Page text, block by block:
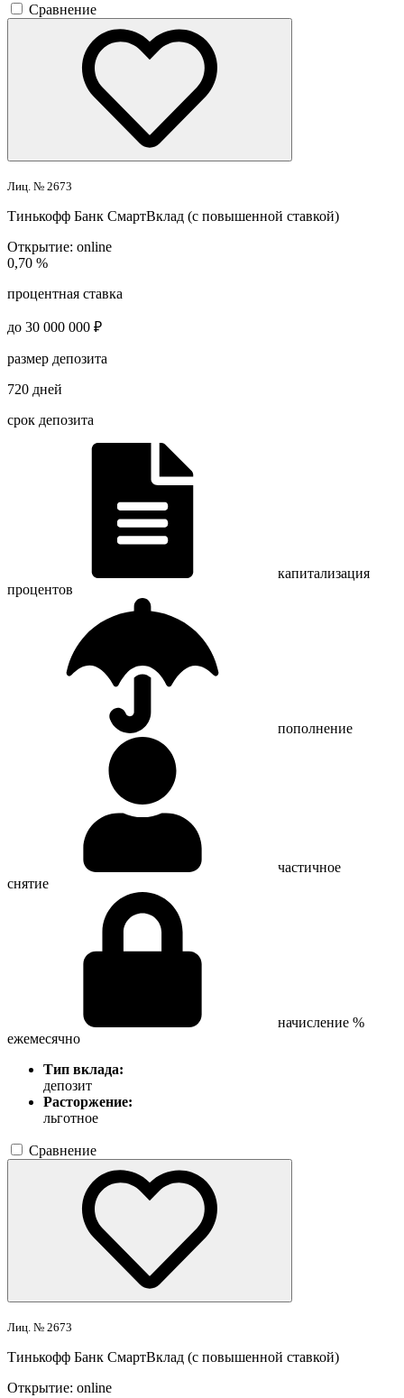
Сравнение
Лиц. № 2673
Тинькофф Банк СмартВклад (с повышенной ставкой)
Открытие: online
0,70 %
процентная ставка
до 30 000 000 ₽
размер депозита
720 дней
срок депозита
капитализация
процентов
пополнение
частичное
снятие
начисление %
ежемесячно
Тип вклада:
депозит
Расторжение:
льготное
Сравнение
Лиц. № 2673
Тинькофф Банк СмартВклад (с повышенной ставкой)
Открытие: online